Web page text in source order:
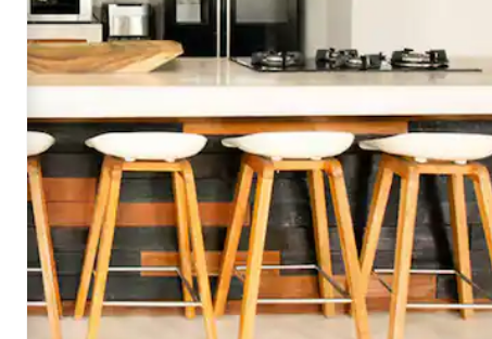
za pomocą klawiszy strzałek w górę i w dół lub przeglądać je za